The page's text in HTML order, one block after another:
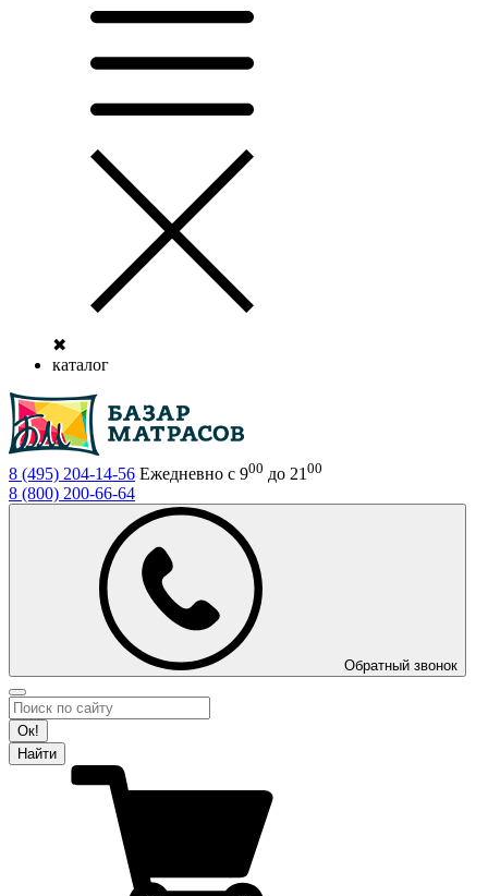
✖
каталог
8 (495) 204-14-56 Ежедневно с 900 до 21 00
8 (800) 200-66-64
Обратный звонок
Ок!
Найти